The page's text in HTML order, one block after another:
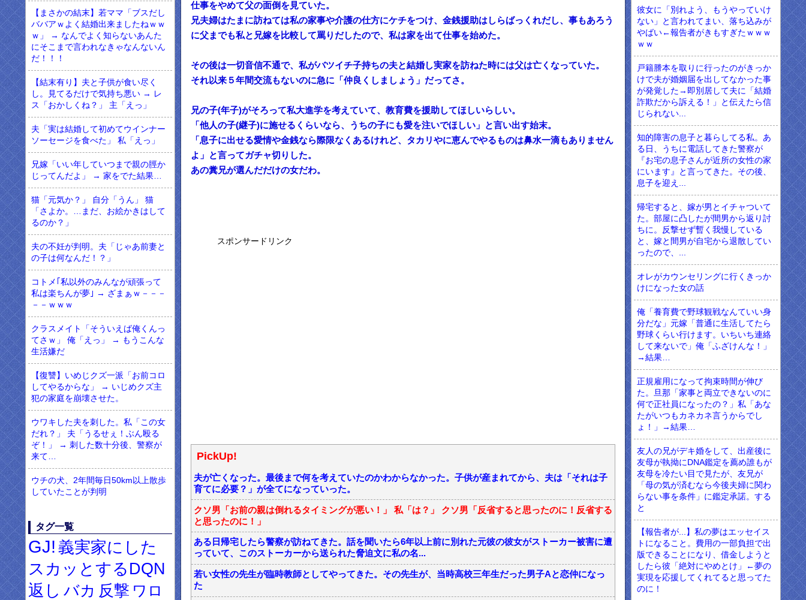
【まさかの結末】若ママ「ブスだし
ババアｗよく結婚出来ましたねｗｗ
ｗ」 → なんでよく知らないあんた
にそこまで言われなきゃなんないん
だ！！！
【結末有り】夫と子供が食い尽く
し。見てるだけで気持ち悪い → レ
ス「おかしくね？」 主「えっ」
夫「実は結婚して初めてウインナー
ソーセージを食べた」 私「えっ」
兄嫁「いい年していつまで親の脛か
じってんだよ」 → 家をでた結果…
猫「元気か？」 自分「うん」 猫
「さよか。…まだ、お絵かきはして
るのか？」
夫の不妊が判明。夫「じゃあ前妻と
の子は何なんだ！？」
コトメ｢私以外のみんなが頑張って
私は楽ちんが夢｣ → ざまぁｗ－－－
－－ｗｗｗ
クラスメイト「そういえば俺くんっ
てさｗ」 俺「えっ」 → もうこんな
生活嫌だ
【復讐】いめじクズ一派「お前コロ
してやるからな」 → いじめクズ主
犯の家庭を崩壊させた。
ウワキした夫を刺した。私「この女
だれ？」 夫「うるせぇ！ぶん殴る
ぞ！」 → 刺した数十分後、警察が
来て…
ウチの犬、2年間毎日50km以上散歩
していたことが判明
タグ一覧
GJ! 義実家にした
スカッとするDQN
返し バカ 反撃 ワロ
仕事をやめて父の面倒を見ていた。
兄夫婦はたまに訪ねては私の家事や介護の仕方にケチをつけ、金銭援助はしらばっくれだし、事もあろう
に父までも私と兄嫁を比較して罵りだしたので、私は家を出て仕事を始めた。
その後は一切音信不通で、私がバツイチ子持ちの夫と結婚し実家を訪ねた時には父は亡くなっていた。
それ以来５年間交流もないのに急に「仲良くしましょう」だってさ。
兄の子(年子)がそろって私大進学を考えていて、教育費を援助してほしいらしい。
「他人の子(継子)に施せるくらいなら、うちの子にも愛を注いでほしい」と言い出す始末。
「息子に出せる愛情や金銭なら際限なくあるけれど、タカリやに恵んでやるものは鼻水一滴もありません
よ」と言ってガチャ切りした。
あの糞兄が選んだだけの女だわ。
スポンサードリンク
PickUp!
夫が亡くなった。最後まで何を考えていたのかわからなかった。子供が産まれてから、夫は「それは子
育てに必要？」が全てになっていった。
クソ男「お前の親は倒れるタイミングが悪い！」 私「は？」 クソ男「反省すると思ったのに！反省する
と思ったのに！」
ある日帰宅したら警察が訪ねてきた。話を聞いたら6年以上前に別れた元彼の彼女がストーカー被害に遭
っていて、このストーカーから送られた脅迫文に私の名...
若い女性の先生が臨時教師としてやってきた。その先生が、当時高校三年生だった男子Aと恋仲になっ
た
彼女に「別れよう、もうやっていけ
ない」と言われてまい、落ち込みが
やばい←報告者がきもすぎたｗｗｗ
ｗｗ
戸籍謄本を取りに行ったのがきっか
けで夫が婚姻届を出してなかった事
が発覚した→即別居して夫に「結婚
詐欺だから訴える！」と伝えたら信
じられない...
知的障害の息子と暮らしてる私。あ
る日、うちに電話してきた警察が
『お宅の息子さんが近所の女性の家
にいます』と言ってきた。その後、
息子を迎え...
帰宅すると、嫁が男とイチャついて
た。部屋に凸したが間男から返り討
ちに。反撃せず暫く我慢している
と、嫁と間男が自宅から退散してい
ったので、...
オレがカウンセリングに行くきっか
けになった女の話
俺「養育費で野球観戦なんていい身
分だな」元嫁「普通に生活してたら
野球くらい行けます。いちいち連絡
して来ないで」俺「ふざけんな！」
→結果…
正規雇用になって拘束時間が伸び
た。旦那「家事と両立できないのに
何で正社員になったの？」私「あな
たがいつもカネカネ言うからでし
ょ！」→結果…
友人の兄がデキ婚をして、出産後に
友母が執拗にDNA鑑定を薦め誰もが
友母を冷たい目で見たが、友兄が
「母の気が済むなら今後夫婦に関わ
らない事を条件」に鑑定承諾。する
と
【報告者が...】私の夢はエッセイス
トになること。費用の一部負担で出
版できることになり、借金しようと
したら彼「絶対にやめとけ」←夢の
実現を応援してくれてると思ってた
のに！